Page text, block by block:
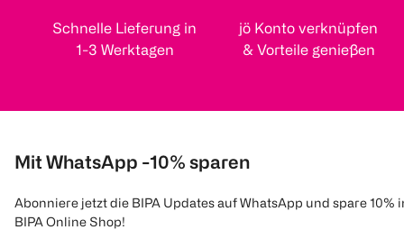
Schnelle Lieferung in
1-3 Werktagen
jö Konto verknüpfen
& Vorteile genießen
Mit WhatsApp -10% sparen
Abonniere jetzt die BIPA Updates auf WhatsApp und spare 10%
BIPA Online Shop!